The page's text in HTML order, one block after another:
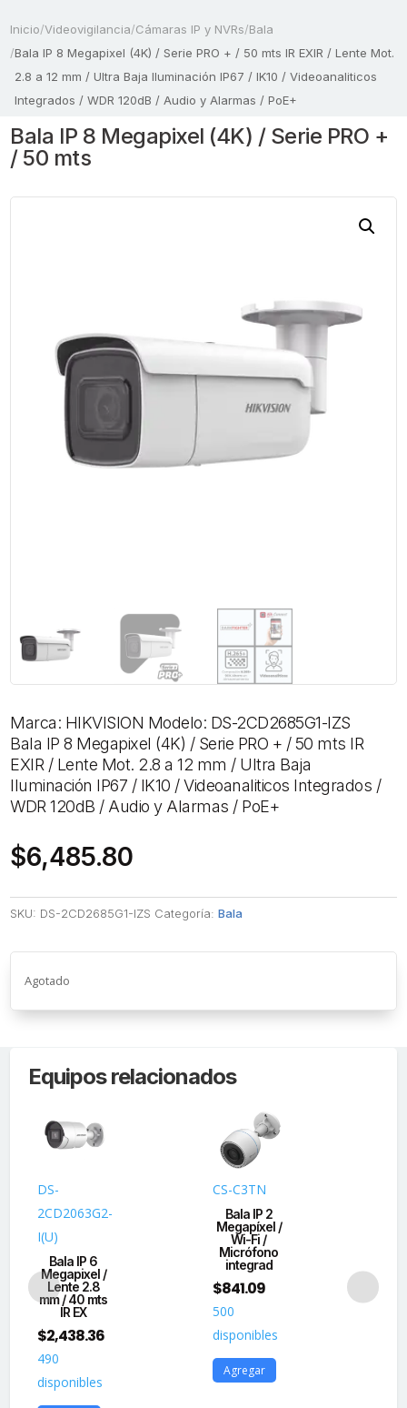
Inicio/Videovigilancia/Cámaras IP y NVRs/Bala
/Bala IP 8 Megapixel (4K) / Serie PRO + / 50 mts IR EXIR / Lente Mot.
2.8 a 12 mm / Ultra Baja Iluminación IP67 / IK10 / Videoanaliticos
Integrados / WDR 120dB / Audio y Alarmas / PoE+
Bala IP 8 Megapixel (4K) / Serie PRO +
/ 50 mts
Marca: HIKVISION Modelo: DS-2CD2685G1-IZS
Bala IP 8 Megapixel (4K) / Serie PRO + / 50 mts IR
EXIR / Lente Mot. 2.8 a 12 mm / Ultra Baja
Iluminación IP67 / IK10 / Videoanaliticos Integrados /
WDR 120dB / Audio y Alarmas / PoE+
$6,485.80
SKU: DS-2CD2685G1-IZS Categoría:Bala
Agotado
Equipos relacionados
DS-
2CD2063G2-
I(U)
Bala IP 6
Megapixel /
Lente 2.8
mm / 40 mts
IR EX
$2,438.36
490
disponibles
CS-C3TN
Bala IP 2
Megapíxel /
Wi-Fi /
Micrófono
integrad
$841.09
500
disponibles
Agregar